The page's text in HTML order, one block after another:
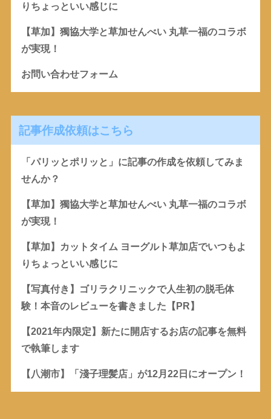
りちょっといい感じに
【草加】獨協大学と草加せんべい 丸草一福のコラボ
が実現！
お問い合わせフォーム
記事作成依頼はこちら
「パリッとポリッと」に記事の作成を依頼してみま
せんか？
【草加】獨協大学と草加せんべい 丸草一福のコラボ
が実現！
【草加】カットタイム ヨーグルト草加店でいつもよ
りちょっといい感じに
【写真付き】ゴリラクリニックで人生初の脱毛体
験！本音のレビューを書きました【PR】
【2021年内限定】新たに開店するお店の記事を無料
で執筆します
【八潮市】「淺子理髪店」が12月22日にオープン！